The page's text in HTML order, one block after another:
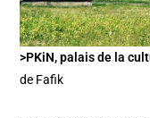
>PKiN, palais de la
de Fafik